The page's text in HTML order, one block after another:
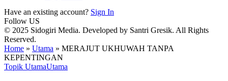
Have an existing account? Sign In
Follow US
© 2025 Sidogiri Media. Developed by Santri Gresik. All Rights
Reserved.
Home » Utama » MERAJUT UKHUWAH TANPA
KEPENTINGAN
Topik UtamaUtama